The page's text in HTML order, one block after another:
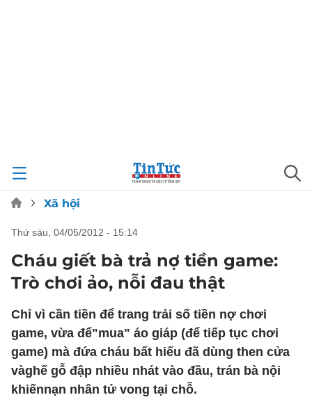
Xã hội
thứ sáu, 04/05/2012 - 15:14
Cháu giết bà trả nợ tiền game:
Trò chơi ảo, nỗi đau thật
Chỉ vì cần tiền để trang trải số tiền nợ chơi
game, vừa để"mua" áo giáp (để tiếp tục chơi
game) mà đứa cháu bất hiếu đã dùng then cửa
vàghế gỗ đập nhiều nhát vào đầu, trán bà nội
khiếnnạn nhân tử vong tại chỗ.